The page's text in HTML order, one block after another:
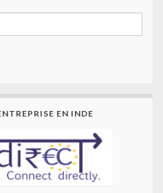
EN INDE